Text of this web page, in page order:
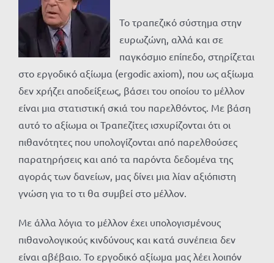
Το τραπεζικό σύστημα στην
ευρωζώνη, αλλά και σε
παγκόσμιο επίπεδο, στηρίζεται
στο εργοδικό αξίωμα (ergodic axiom), που ως αξίωμα
δεν χρήζει αποδείξεως, βάσει του οποίου το μέλλον
είναι μια στατιστική σκιά του παρελθόντος. Με βάση
αυτό το αξίωμα οι Τραπεζίτες ισχυρίζονται ότι οι
πιθανότητες που υπολογίζονται από παρελθούσες
παρατηρήσεις και από τα παρόντα δεδομένα της
αγοράς των δανείων, μας δίνει μια λίαν αξιόπιστη
γνώση για το τι θα συμβεί στο μέλλον.
Με άλλα λόγια το μέλλον έχει υπολογισμένους
πιθανολογικούς κινδύνους και κατά συνέπεια δεν
είναι αβέβαιο. Το εργοδικό αξίωμα μας λέει λοιπόν